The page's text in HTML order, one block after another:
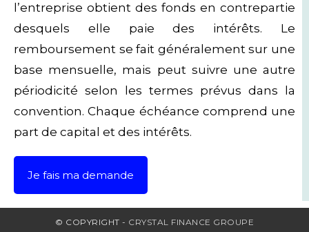
l’entreprise obtient des fonds en contrepartie
desquels elle paie des intérêts. Le
remboursement se fait généralement sur une
base mensuelle, mais peut suivre une autre
périodicité selon les termes prévus dans la
convention. Chaque échéance comprend une
part de capital et des intérêts.
Je fais ma demande
© COPYRIGHT - CRYSTAL FINANCE GROUPE